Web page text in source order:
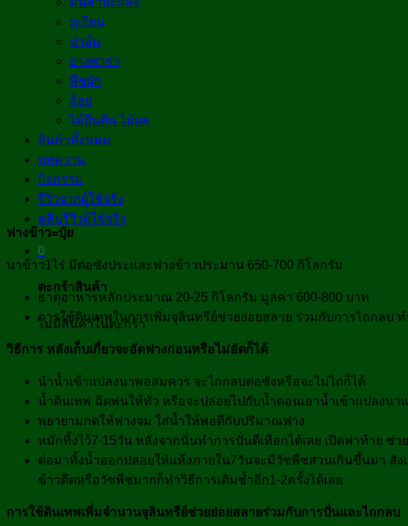
ทุเรียน
ปาล์ม
ยางพารา
พืชผัก
อ้อย
ไม้ยืนต้น ไม้ผล
สินค้าทั้งหมด
บทความ
กิจกรรม
รีวิวจากผู้ใช้จริง
คลิปรีวิวผู้ใช้จริง
0
ตะกร้าสินค้า
ไม่มีสินค้าในตะกร้า
ฟางข้าว=ปุ๋ย
นาข้าว1ไร่ มีต่อซังประและฟางข้าวประมาน 650-700 กิโลกรัม
ธาตุอาหารหลักประมาณ 20-25 กิโลกรัม มูลค่า 600-800 บาท
การใช้ดินเทพในการเพิ่มจุลินทรีย์ช่วยย่อยสลาย ร่วมกับการไถกลบ
วิธีการ หลังเก็บเกี่ยวจะอัดฟางก่อนหรือไม่อัดก็ได้
นำน้ำเข้าแปลงนาพอสมควร จะไถกลบต่อซังหรือจะไม่ไถก็ได้
น้ำดินเทพ ฉีดพ่นให้ทั่ว หรือจะปล่อยไปกับน้ำตอนเอาน้ำเข้าแปลงนา
พยายามกดให้ฟางจม ใส่น้ำให้พอดีกับปริมาณฟาง
หมักทิ้งไว้7-15วัน หลังจากนั่นทำการปั่นตีเทือกได้เลย เปิดฟาท้าย ช่ว
ต่อมาทิ้งน้ำออกปล่อยให้แห้งภายใน7วันจะมีวัชพืชส่วนเกินขึ้นมา สัง
ข้าวดีดหรือวัชพืชมากก็ทำวิธีการเดิมซ้ำอีก1-2ครั้งได้เลย
การใช้ดินเทพเพิ่มจำนวนจุลินทรีย์ช่วยย่อยสลายร่วมกับการปั่นและไถกลบ